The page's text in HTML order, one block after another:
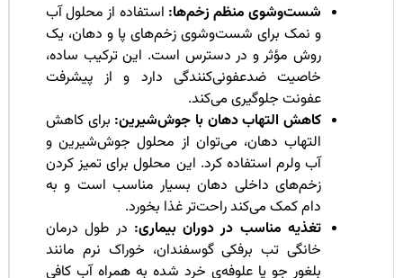
شست‌وشوی منظم زخم‌ها:استفاده از محلول آب
و نمک برای شست‌وشوی زخم‌های پا و دهان، یک
روش مؤثر و در دسترس است. این ترکیب ساده،
خاصیت ضدعفونی‌کنندگی دارد و از پیشرفت
عفونت جلوگیری می‌کند.
کاهش التهاب دهان با جوش‌شیرین:برای کاهش
التهاب دهان، می‌توان از محلول جوش‌شیرین و
آب ولرم استفاده کرد. این محلول برای تمیز کردن
زخم‌های داخلی دهان بسیار مناسب است و به
دام کمک می‌کند راحت‌تر غذا بخورد.
تغذیه مناسب در دوران بیماری:در طول درمان
خانگی تب برفکی گوسفندان، خوراک نرم مانند
بلغور جو یا علوفه‌ی خرد شده به همراه آب کافی